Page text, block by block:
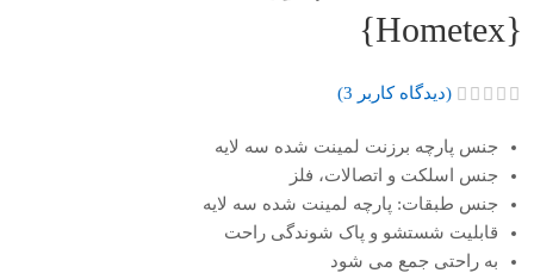
{Hometex}
(دیدگاه کاربر 3
)
جنس پارچه برزنت لمینت شده سه لایه
جنس اسلکت و اتصالات، فلز
جنس طبقات: پارچه لمینت شده سه لایه
قابلیت شستشو و پاک شوندگی راحت
به راحتی جمع می شود